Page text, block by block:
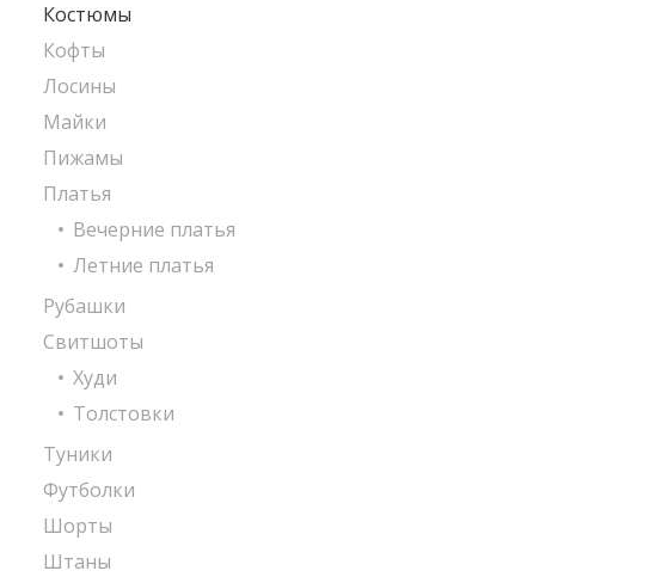
Костюмы
Кофты
Лосины
Майки
Пижамы
Платья
Вечерние платья
Летние платья
Рубашки
Свитшоты
Худи
Толстовки
Туники
Футболки
Шорты
Штаны